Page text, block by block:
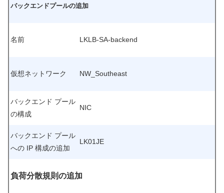
バックエンドプールの追加
名前 LKLB-SA-backend
仮想ネットワーク NW_Southeast
バックエンド プール
の構成
NIC
バックエンド プール
への IP 構成の追加
LK01JE
負荷分散規則の追加